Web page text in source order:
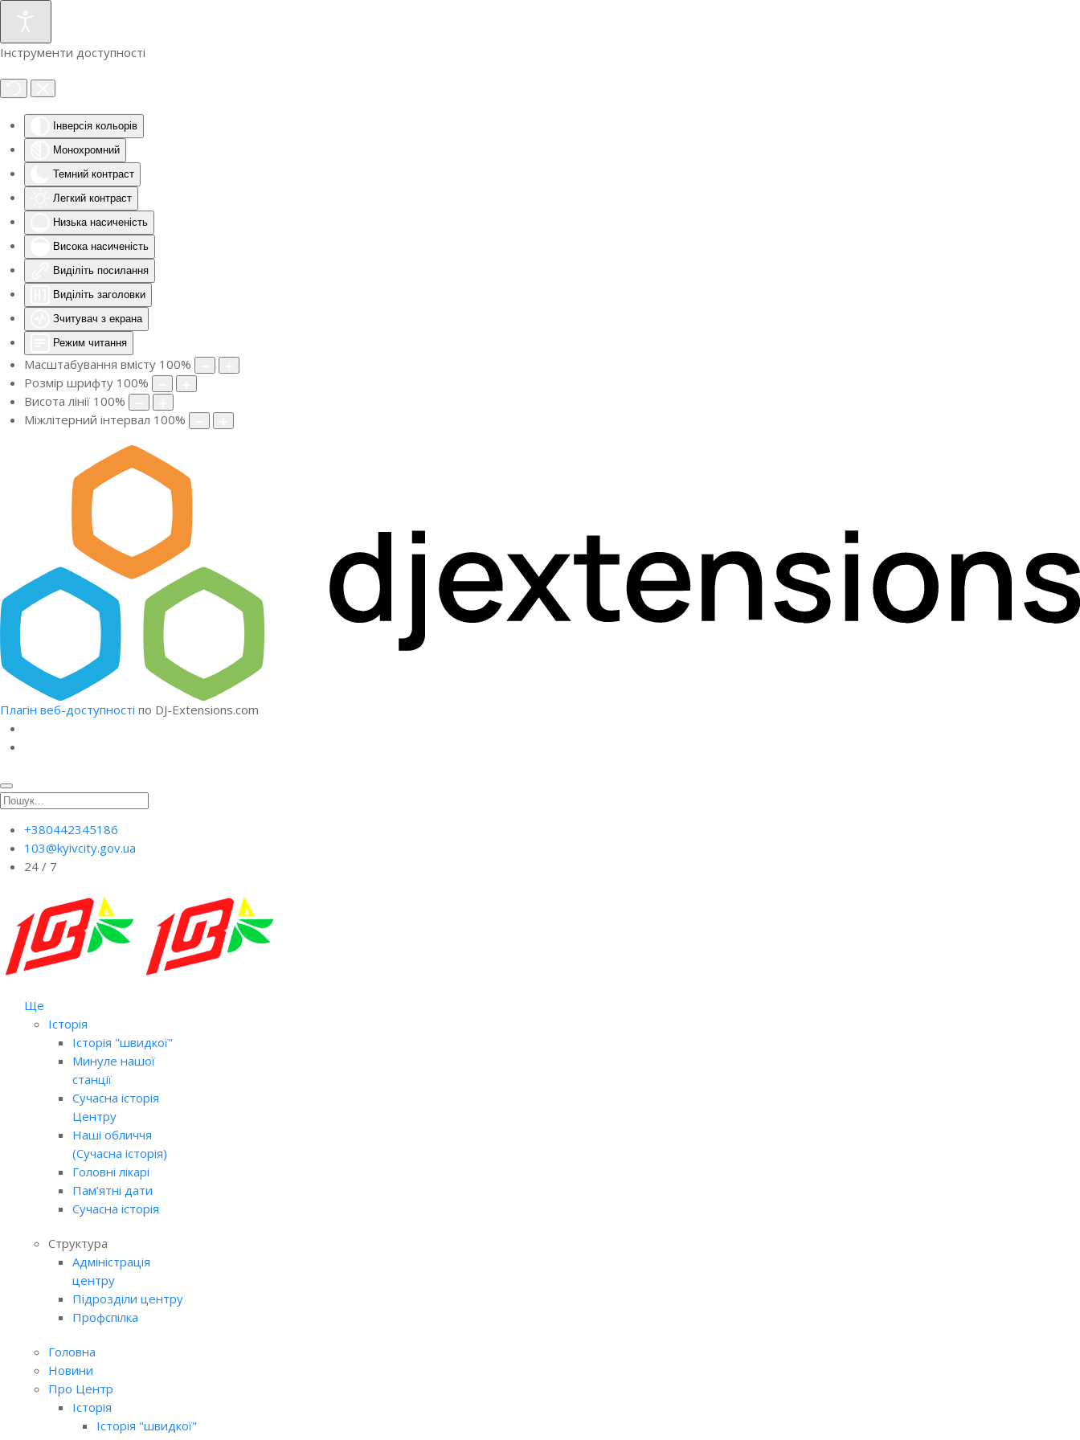
Інструменти доступності
Інверсія кольорів
Монохромний
Темний контраст
Легкий контраст
Низька насиченість
Висока насиченість
Виділіть посилання
Виділіть заголовки
Зчитувач з екрана
Режим читання
Масштабування вмісту 100%
Розмір шрифту 100%
Висота лінії 100%
Міжлітерний інтервал 100%
Плагін веб-доступності по DJ-Extensions.com
+380442345186
103@kyivcity.gov.ua
24 / 7
Ще
Історія
Історія "швидкої"
Минуле нашої
станції
Сучасна історія
Центру
Наші обличчя
(Сучасна історія)
Головні лікарі
Пам’ятні дати
Сучасна історія
Структура
Адміністрація
центру
Підрозділи центру
Профспілка
Головна
Новини
Про Центр
Історія
Історія "швидкої"